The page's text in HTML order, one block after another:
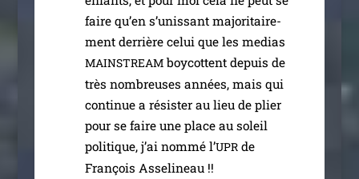
faire qu’en s’u­nis­sant majo­ri­tai­re­
ment der­rière celui que les medias
MAINSTREAMboy­cottent depuis de
très nom­breuses années, mais qui
conti­nue a résis­ter au lieu de plier
pour se faire une place au soleil
poli­tique, j’ai nom­mé l’UPRde
François Asselineau !!